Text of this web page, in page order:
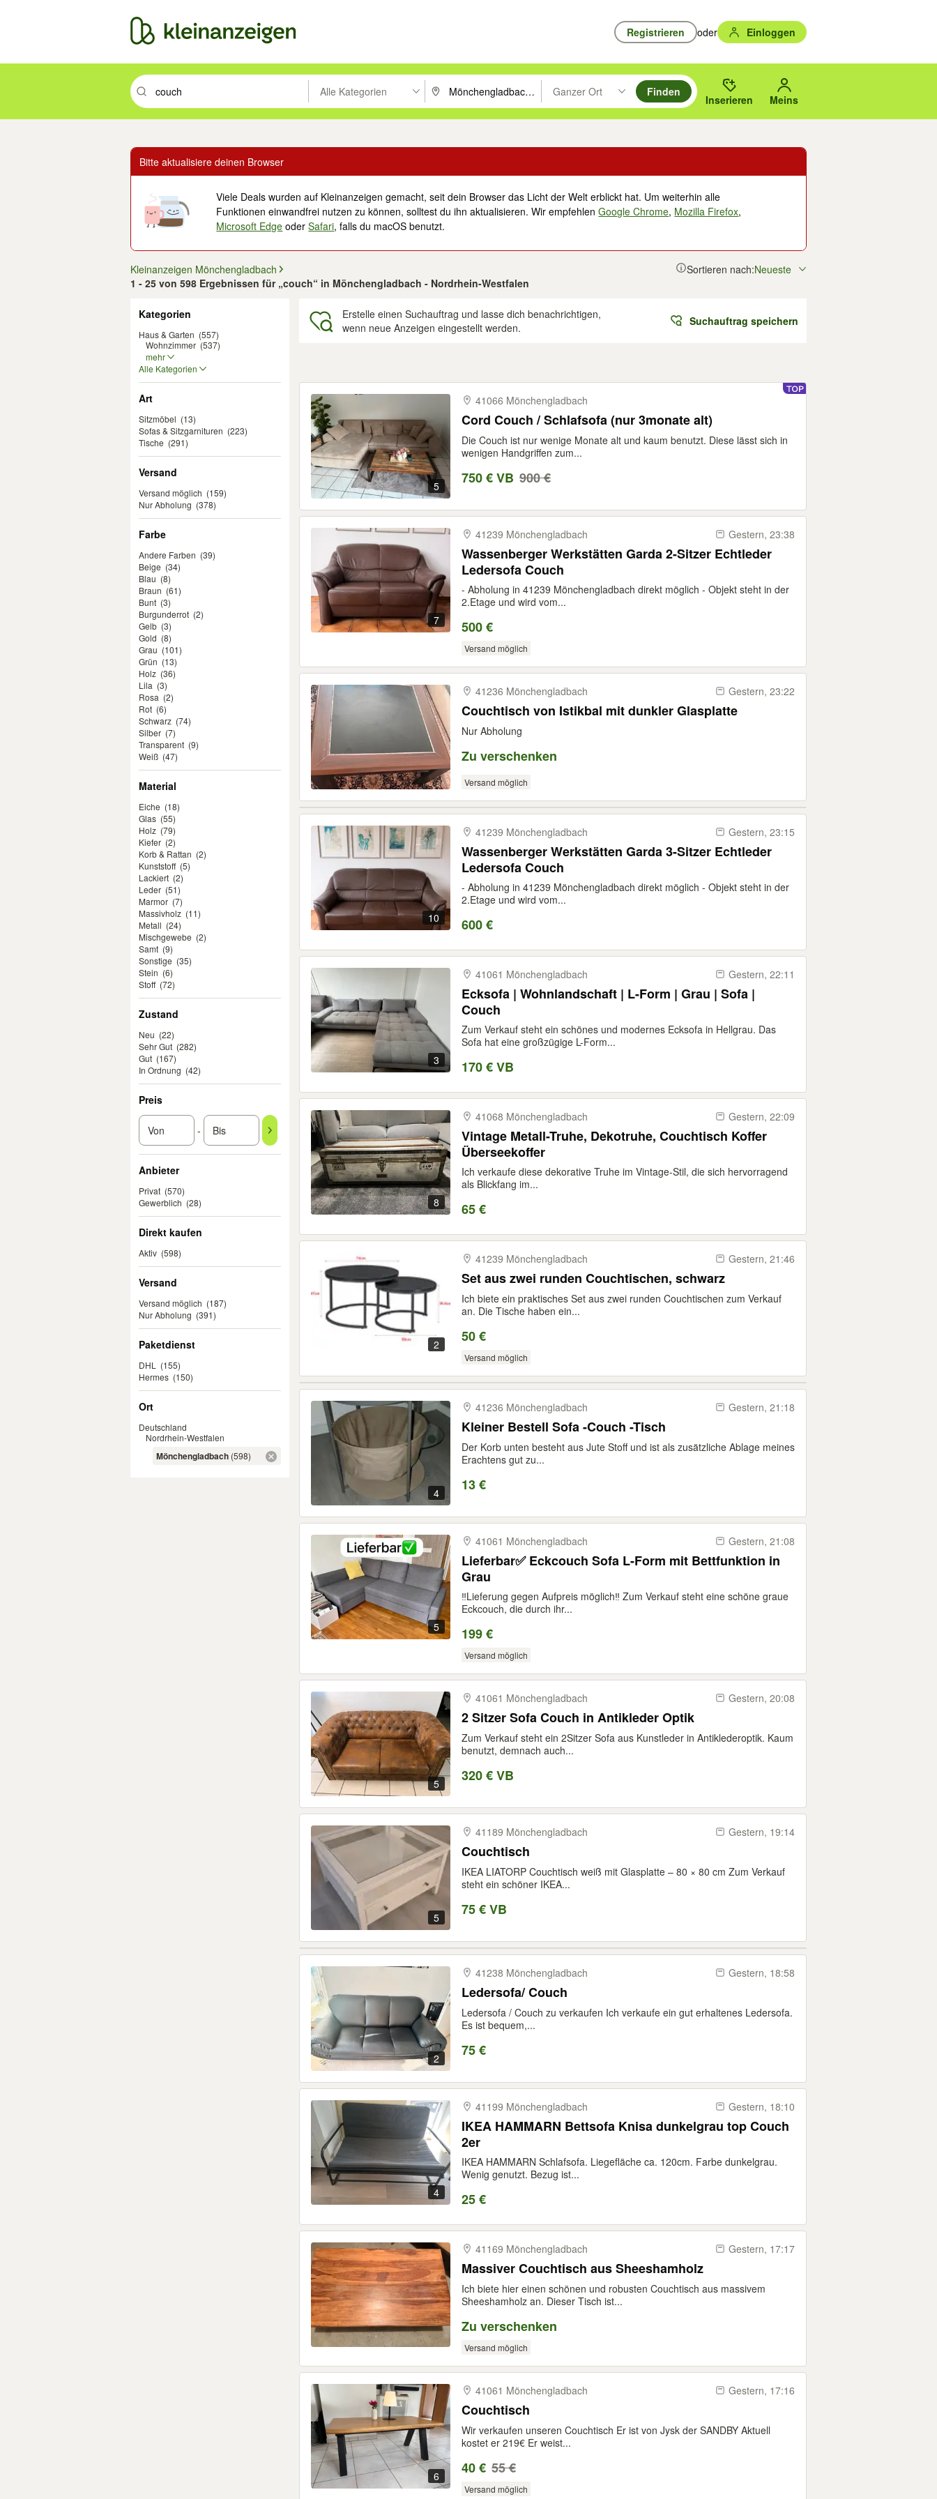
Registrieren oder Einloggen
Suchbegriff eingeben. Eingabetaste drücken um zu suchen, oder Vorschläge mit den Pfeiltasten nach oben/unten durchsuchen und mit Eingabetaste auswählen.
Alle Kategorien PLZ oder Ort eingeben. Eingabetaste drücken um zu suchen, oder Vorschläge mit den Pfeiltasten nach oben/
Ganzer Ort
Suche im Umkreis des gewählten Orts oder PLZ.
Finden
Inserieren Meins
Bitte aktualisiere deinen Browser
Viele Deals wurden auf Kleinanzeigen gemacht, seit dein Browser das Licht der Welt erblickt hat. Um weiterhin alle
Funktionen einwandfrei nutzen zu können, solltest du ihn aktualisieren. Wir empfehlenGoogle Chrome, Mozilla Firefox,
Microsoft Edge oderSafari, falls du macOS benutzt.
Kleinanzeigen Mönchengladbach
1 - 25 von 598 Ergebnissen für „couch“ in Mönchengladbach - Nordrhein-Westfalen
Sortieren nach:Neueste
Kategorien
Haus & Garten (557)
Wohnzimmer (537)
mehr
Alle Kategorien
Art
Sitzmöbel (13)
Sofas & Sitzgarnituren (223)
Tische (291)
Versand
Versand möglich (159)
Nur Abholung (378)
Farbe
Andere Farben (39)
Beige (34)
Blau (8)
Braun (61)
Bunt (3)
Burgunderrot (2)
Gelb (3)
Gold (8)
Grau (101)
Grün (13)
Holz (36)
Lila (3)
Rosa (2)
Rot (6)
Schwarz (74)
Silber (7)
Transparent (9)
Weiß (47)
Material
Eiche (18)
Glas (55)
Holz (79)
Kiefer (2)
Korb & Rattan (2)
Kunststoff (5)
Lackiert (2)
Leder (51)
Marmor (7)
Massivholz (11)
Metall (24)
Mischgewebe (2)
Samt (9)
Sonstige (35)
Stein (6)
Stoff (72)
Zustand
Neu (22)
Sehr Gut (282)
Gut (167)
In Ordnung (42)
Preis
-
Anbieter
Privat (570)
Gewerblich (28)
Direkt kaufen
Aktiv (598)
Versand
Versand möglich (187)
Nur Abholung (391)
Paketdienst
DHL
(155)
Hermes (150)
Ort
Deutschland
Nordrhein-Westfalen
Mönchengladbach (598)
Erstelle einen Suchauftrag und lasse dich benachrichtigen,
wenn neue Anzeigen eingestellt werden.
Suchauftrag speichern
5
41066 Mönchengladbach
Cord Couch / Schlafsofa (nur 3monate alt)
Die Couch ist nur wenige Monate alt und kaum benutzt. Diese lässt sich in
wenigen Handgriffen zum...
750 € VB 900 €
7
41239 Mönchengladbach Gestern, 23:38
Wassenberger Werkstätten Garda 2-Sitzer Echtleder
Ledersofa Couch
- Abholung in 41239 Mönchengladbach direkt möglich - Objekt steht in der
2.Etage und wird vom...
500 €
Versand möglich
41236 Mönchengladbach Gestern, 23:22
Couchtisch von Istikbal mit dunkler Glasplatte
Nur Abholung
Zu verschenken
Versand möglich
10
41239 Mönchengladbach Gestern, 23:15
Wassenberger Werkstätten Garda 3-Sitzer Echtleder
Ledersofa Couch
- Abholung in 41239 Mönchengladbach direkt möglich - Objekt steht in der
2.Etage und wird vom...
600 €
3
41061 Mönchengladbach Gestern, 22:11
Ecksofa | Wohnlandschaft | L-Form | Grau | Sofa |
Couch
Zum Verkauf steht ein schönes und modernes Ecksofa in Hellgrau. Das
Sofa hat eine großzügige L-Form...
170 € VB
8
41068 Mönchengladbach Gestern, 22:09
Vintage Metall-Truhe, Dekotruhe, Couchtisch Koffer
Überseekoffer
Ich verkaufe diese dekorative Truhe im Vintage-Stil, die sich hervorragend
als Blickfang im...
65 €
2
41239 Mönchengladbach Gestern, 21:46
Set aus zwei runden Couchtischen, schwarz
Ich biete ein praktisches Set aus zwei runden Couchtischen zum Verkauf
an. Die Tische haben ein...
50 €
Versand möglich
4
41236 Mönchengladbach Gestern, 21:18
Kleiner Bestell Sofa -Couch -Tisch
Der Korb unten besteht aus Jute Stoff und ist als zusätzliche Ablage meines
Erachtens gut zu...
13 €
5
41061 Mönchengladbach Gestern, 21:08
Lieferbar✅ Eckcouch Sofa L-Form mit Bettfunktion in
Grau
‼️Lieferung gegen Aufpreis möglich‼️ Zum Verkauf steht eine schöne graue
Eckcouch, die durch ihr...
199 €
Versand möglich
5
41061 Mönchengladbach Gestern, 20:08
2 Sitzer Sofa Couch in Antikleder Optik
Zum Verkauf steht ein 2Sitzer Sofa aus Kunstleder in Antiklederoptik. Kaum
benutzt, demnach auch...
320 € VB
5
41189 Mönchengladbach Gestern, 19:14
Couchtisch
IKEA LIATORP Couchtisch weiß mit Glasplatte – 80 × 80 cm Zum Verkauf
steht ein schöner IKEA...
75 € VB
2
41238 Mönchengladbach Gestern, 18:58
Ledersofa/ Couch
Ledersofa / Couch zu verkaufen Ich verkaufe ein gut erhaltenes Ledersofa.
Es ist bequem,...
75 €
4
41199 Mönchengladbach Gestern, 18:10
IKEA HAMMARN Bettsofa Knisa dunkelgrau top Couch
2er
IKEA HAMMARN Schlafsofa. Liegefläche ca. 120cm. Farbe dunkelgrau.
Wenig genutzt. Bezug ist...
25 €
41169 Mönchengladbach Gestern, 17:17
Massiver Couchtisch aus Sheeshamholz
Ich biete hier einen schönen und robusten Couchtisch aus massivem
Sheeshamholz an. Dieser Tisch ist...
Zu verschenken
Versand möglich
6
41061 Mönchengladbach Gestern, 17:16
Couchtisch
Wir verkaufen unseren Couchtisch Er ist von Jysk der SANDBY Aktuell
kostet er 219€ Er weist...
40 € 55 €
Versand möglich